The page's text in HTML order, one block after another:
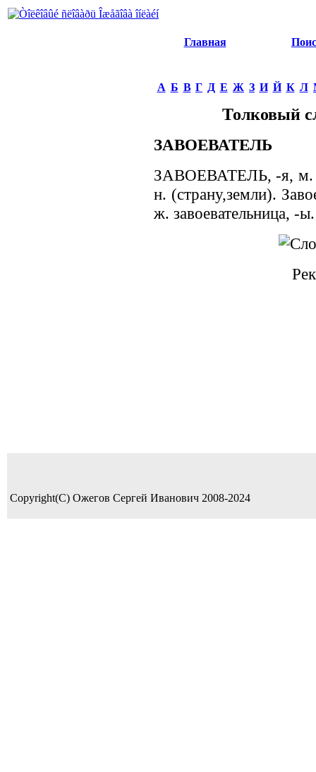
Главная
А Б В Г Д Е Ж З И Й К Л
Толковый
ЗАВОЕВАТЕЛЬ
ЗАВОЕВАТЕЛЬ, -я, м.
н. (страну,земли).
ж. завоевательница, -ы.
Copyright(C) Ожегов Сергей Иванович 2008-2024